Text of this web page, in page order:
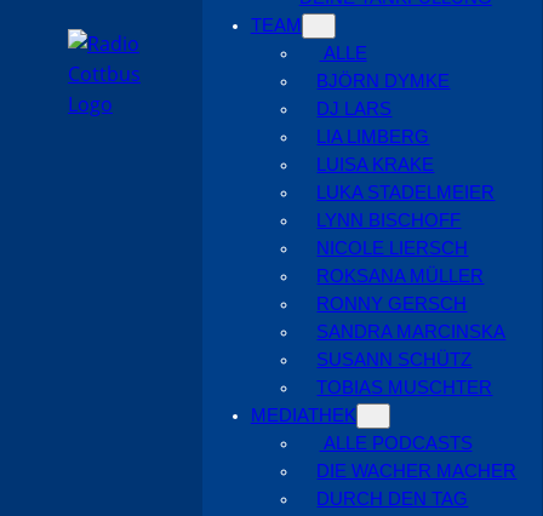
TEAM
ALLE
BJÖRN DYMKE
DJ LARS
LIA LIMBERG
LUISA KRAKE
LUKA STADELMEIER
LYNN BISCHOFF
NICOLE LIERSCH
ROKSANA MÜLLER
RONNY GERSCH
SANDRA MARCINSKA
SUSANN SCHÜTZ
TOBIAS MUSCHTER
MEDIATHEK
ALLE PODCASTS
DIE WACHER MACHER
DURCH DEN TAG